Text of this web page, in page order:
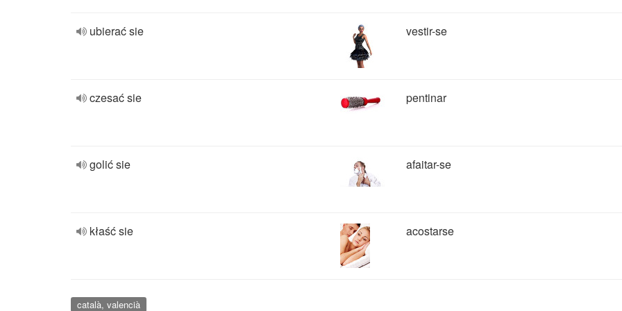
ubierać sie vestir-se
czesać sie pentinar
golić sie afaitar-se
kłaść sie acostarse
català, valencià